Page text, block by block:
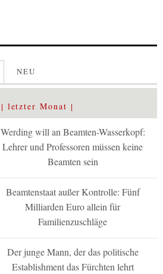
NEU
letzter Monat
Werding will an Beamten-Wasserkopf:
Lehrer und Professoren müssen keine
Beamten sein
Beamtenstaat außer Kontrolle: Fünf
Milliarden Euro allein für
Familienzuschläge
Der junge Mann, der das politische
Establishment das Fürchten lehrt